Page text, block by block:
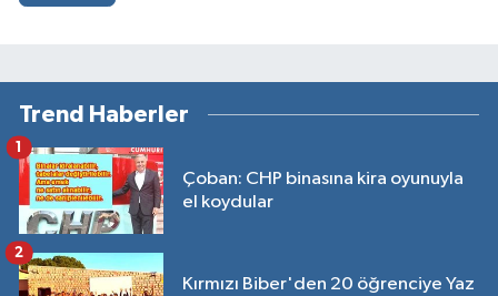
Trend Haberler
Çoban: CHP binasına kira oyunuyla
el koydular
1
Kırmızı Biber'den 20 öğrenciye Yaz
2